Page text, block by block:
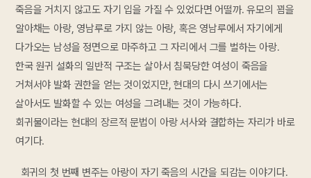
죽음을 거치지 않고도 자기 입을 가질 수 있었다면 어떨까. 유모의 꾐을
알아채는 아랑, 영남루로 가지 않는 아랑, 혹은 영남루에서 자기에게
다가오는 남성을 정면으로 마주하고 그 자리에서 그를 벌하는 아랑.
한국 원귀 설화의 일반적 구조는 살아서 침묵당한 여성이 죽음을
거쳐서야 발화 권한을 얻는 것이었지만, 현대의 다시 쓰기에서는
살아서도 발화할 수 있는 여성을 그려내는 것이 가능하다.
회귀물이라는 현대의 장르적 문법이 아랑 서사와 결합하는 자리가 바로
여기다.
회귀의 첫 번째 변주는 아랑이 자기 죽음의 시간을 되감는 이야기다.